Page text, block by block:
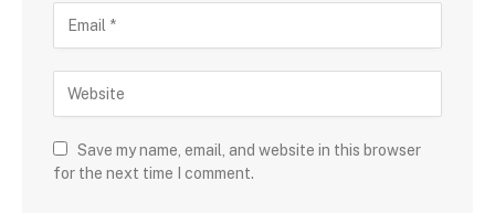
Save my name, email, and website in this browser
for the next time I comment.